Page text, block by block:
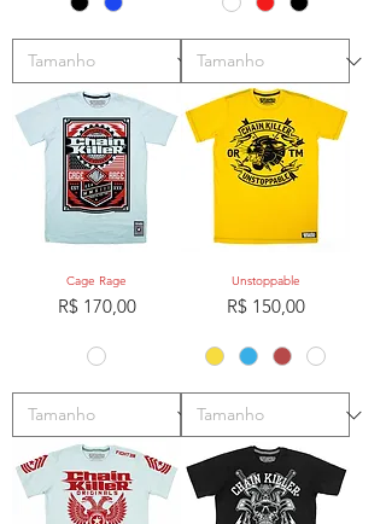
Cage Rage
Preço
R$ 170,00
Unstoppable
Preço
R$ 150,00